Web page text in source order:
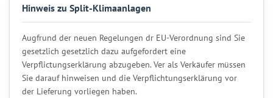
Hinweis zu Split-Klimaanlagen
Augfrund der neuen Regelungen dr EU-Verordnung sind Sie
gesetzlich gesetzlich dazu aufgefordert eine
Verpflictungserklärung abzugeben. Ver als Verkäufer müssen
Sie darauf hinweisen und die Verpflichtungserklärung vor
der Lieferung vorliegen haben.